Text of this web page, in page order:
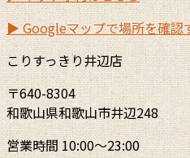
▶ Googleマップで場所を確認
こりすっきり井辺店
〒640-8304
和歌山県和歌山市井辺248
営業時間 10:00～23:00